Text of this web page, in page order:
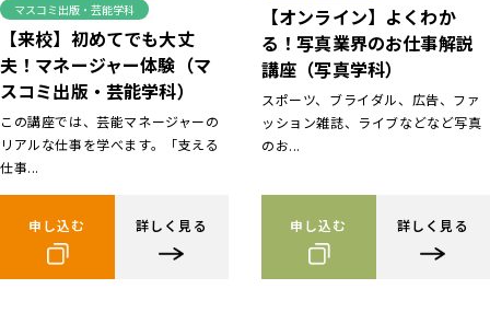
マスコミ出版・芸能学科
【来校】初めてでも大丈
夫！マネージャー体験（マ
スコミ出版・芸能学科）
この講座では、芸能マネージャーの
リアルな仕事を学べます。「支える
仕事...
申し込む 詳しく見る
【オンライン】よくわか
る！写真業界のお仕事解説
講座（写真学科）
スポーツ、ブライダル、広告、ファ
ッション雑誌、ライブなどなど写真
のお...
申し込む 詳しく見る